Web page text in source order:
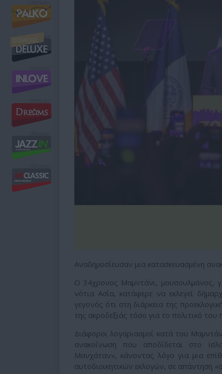
Αναδημοσίευσαν μια κατασκευασμένη
Ο 34χρονος Μαμντάνι, μουσουλμάνος,
νότια Ασία, κατάφερε να εκλεγεί
γεγονός ότι στη διάρκεια της
της ακροδεξιάς τόσο για το πολιτικό
Διάφοροι λογαριασμοί κατά του
ανακοίνωση που αποδίδεται στο
Μανχάταν», κάνοντας λόγο για μια
αυτοδιοικητικών εκλογών, σε απάντηση